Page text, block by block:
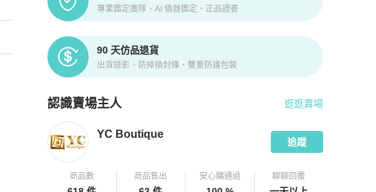
專業鑑定團隊、AI 儀器鑑定、正品證書
90 天仿品退貨
出貨錄影、防掉換封條、雙重防護包裝
認識賣場主人
PopChill 拍拍圈嚴選賣家
逛逛賣場
YC Boutique
追蹤
商品數 商品售出 安心購通過 聊聊回覆